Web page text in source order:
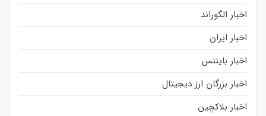
اخبار الگوراند
اخبار ایران
اخبار بایننس
اخبار بزرگان ارز دیجیتال
اخبار بلاکچین